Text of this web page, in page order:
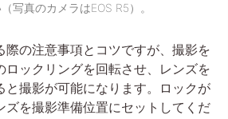
写真のカメラはEOS R5）。
際の注意事項とコツですが、撮影を
ロックリングを回転させ、レンズを
と撮影が可能になります。ロックが
ズを撮影準備位置にセットしてくだ